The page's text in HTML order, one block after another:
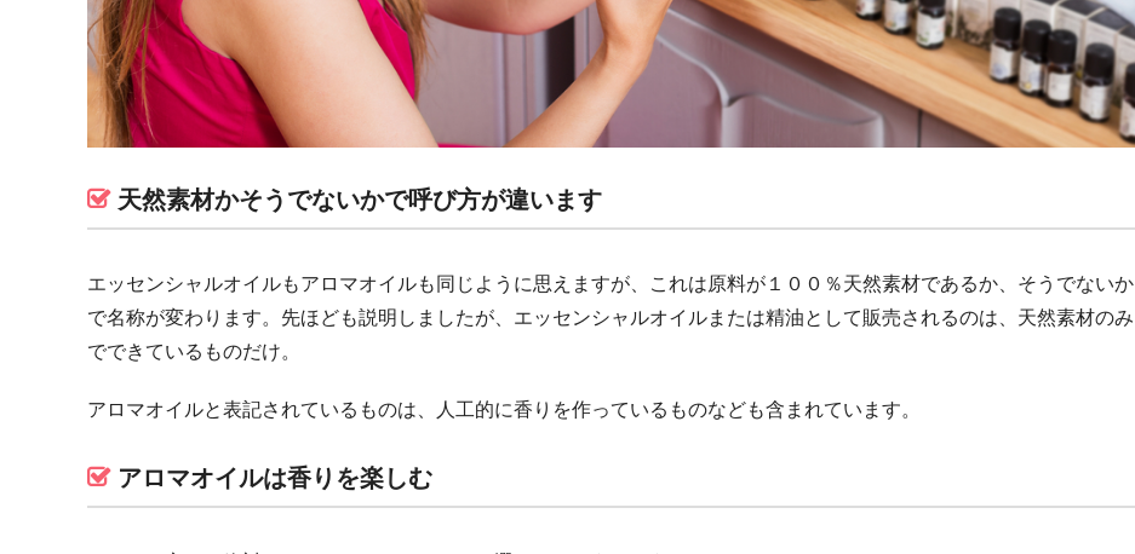
天然素材かそうでないかで呼び方が違います
エッセンシャルオイルもアロマオイルも同じように思えますが、これは原料が１００％天然素材であるか、そうでないか
で名称が変わります。先ほども説明しましたが、エッセンシャルオイルまたは精油として販売されるのは、天然素材のみ
でできているものだけ。
アロマオイルと表記されているものは、人工的に香りを作っているものなども含まれています。
アロマオイルは香りを楽しむ